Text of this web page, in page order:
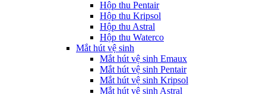
Hộp thu Pentair
Hộp thu Kripsol
Hộp thu Astral
Hộp thu Waterco
Mắt hút vệ sinh
Mắt hút vệ sinh Emaux
Mắt hút vệ sinh Pentair
Mắt hút vệ sinh Kripsol
Mắt hút vệ sinh Astral